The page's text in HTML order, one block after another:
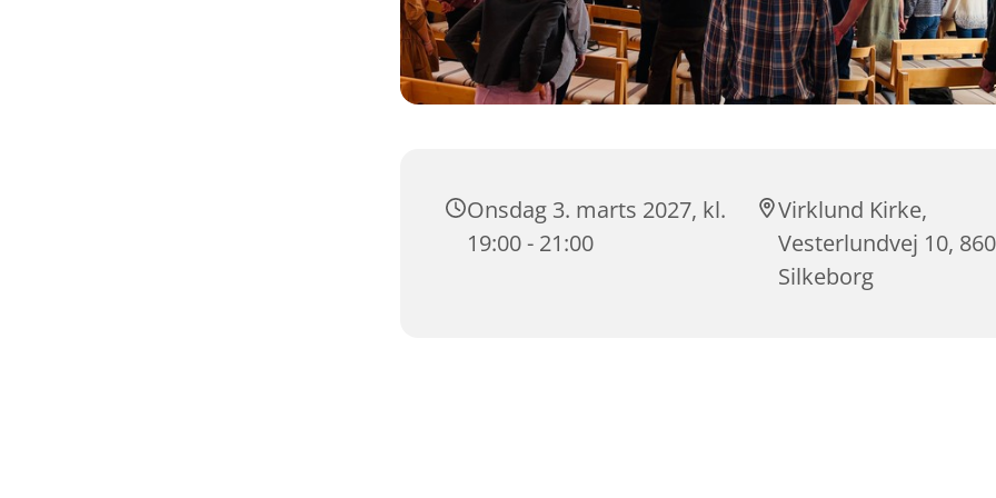
Onsdag 3. marts 2027, kl.
19:00 - 21:00
Virklund Kirke,
Vesterlundvej 10,
Silkeborg